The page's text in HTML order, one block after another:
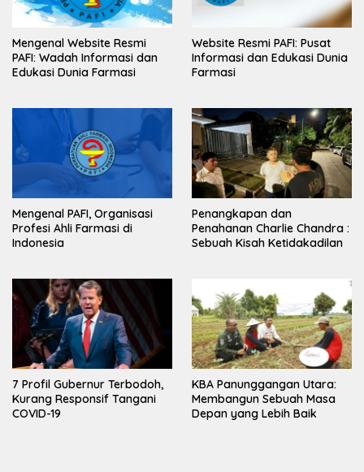
Mengenal Website Resmi
PAFI: Wadah Informasi dan
Edukasi Dunia Farmasi
Website Resmi PAFI: Pusat
Informasi dan Edukasi Dunia
Farmasi
Mengenal PAFI, Organisasi
Profesi Ahli Farmasi di
Indonesia
Penangkapan dan
Penahanan Charlie Chandra :
Sebuah Kisah Ketidakadilan
7 Profil Gubernur Terbodoh,
Kurang Responsif Tangani
COVID-19
KBA Panunggangan Utara:
Membangun Sebuah Masa
Depan yang Lebih Baik